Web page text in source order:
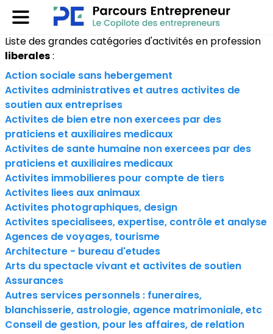
Liste des grandes catégories d'activités en profession
liberales:
Action sociale sans hebergement
Activites administratives et autres activites de
soutien aux entreprises
Activites de bien etre non exercees par des
praticiens et auxiliaires medicaux
Activites de sante humaine non exercees par des
praticiens et auxiliaires medicaux
Activites immobilieres pour compte de tiers
Activites liees aux animaux
Activites photographiques, design
Activites specialisees, expertise, contrôle et analyse
Agences de voyages, tourisme
Architecture - bureau d'etudes
Arts du spectacle vivant et activites de soutien
Assurances
Autres services personnels : funeraires,
blanchisserie, astrologie, agence matrimoniale, etc
Conseil de gestion, pour les affaires, de relation